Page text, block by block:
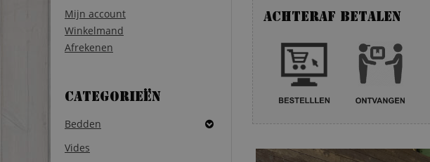
Mijn account
Winkelmand
Afrekenen
Categorieën
Bedden
Vides
Achteraf betalen